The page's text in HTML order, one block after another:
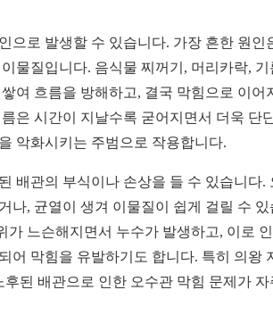
으로 발생할 수 있습니다. 가장 흔한 원인
물질입니다. 음식물 찌꺼기, 머리카락, 기
여 흐름을 방해하고, 결국 막힘으로 이어
은 시간이 지날수록 굳어지면서 더욱 단
악화시키는 주범으로 작용합니다.
배관의 부식이나 손상을 들 수 있습니다.
나, 균열이 생겨 이물질이 쉽게 걸릴 수 있
가 느슨해지면서 누수가 발생하고, 이로
어 막힘을 유발하기도 합니다. 특히 의왕
된 배관으로 인한 오수관 막힘 문제가 자